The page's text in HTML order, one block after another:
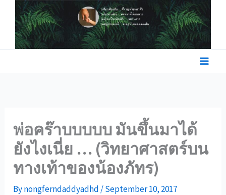
content
พ่อคร๊าบบบบบ มันขึ้นมาได้
ยังไงเนี่ย … (วิทยาศาสตร์บน
ทางเท้าของน้องภัทร)
Bynongferndaddyadhd /September 10, 2017